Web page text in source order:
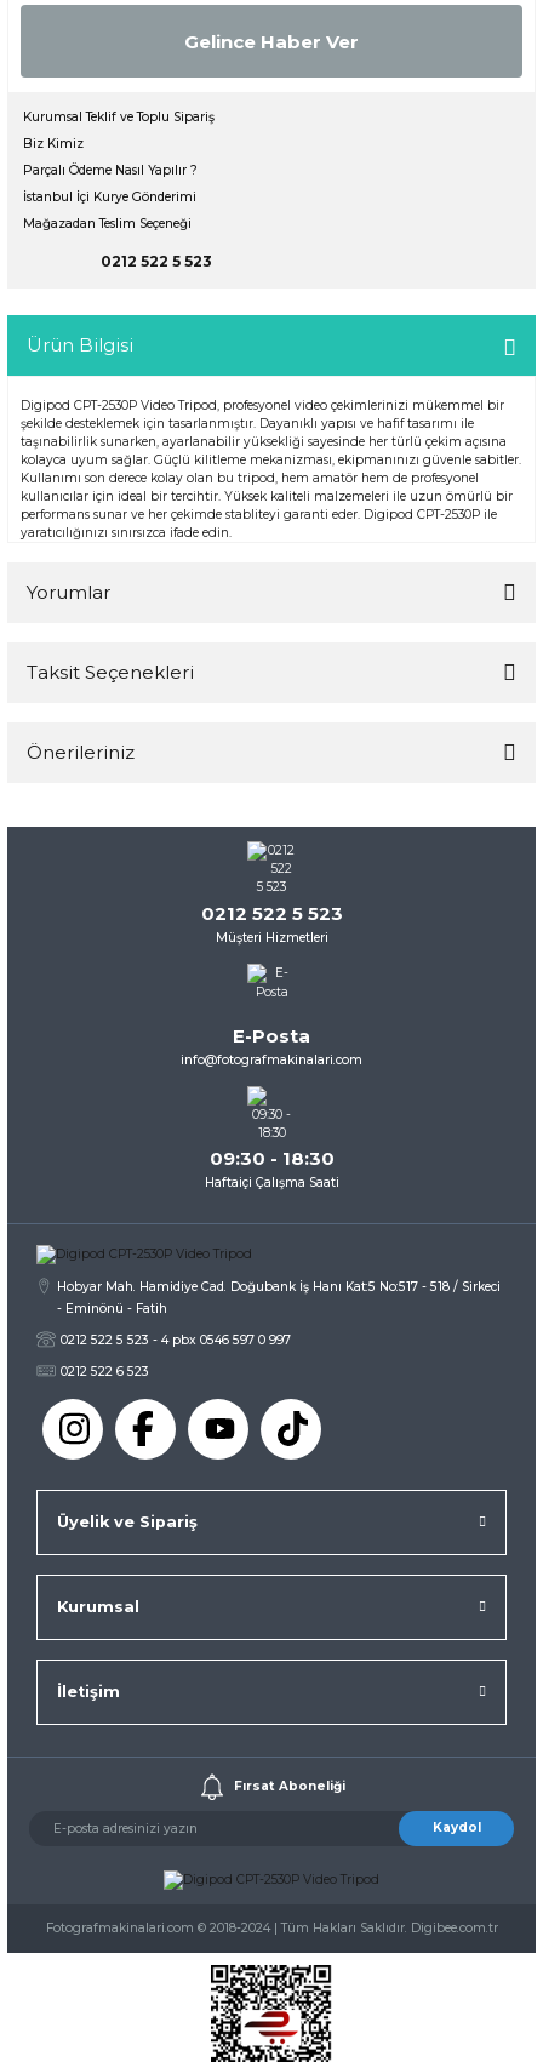
Gelince Haber Ver
Kurumsal Teklif ve Toplu Sipariş
Biz Kimiz
Parçalı Ödeme Nasıl Yapılır ?
İstanbul İçi Kurye Gönderimi
Mağazadan Teslim Seçeneği
0212 522 5 523
Ürün Bilgisi
Digipod CPT-2530P Video Tripod, profesyonel video çekimlerinizi mükemmel bir
şekilde desteklemek için tasarlanmıştır. Dayanıklı yapısı ve hafif tasarımı ile
taşınabilirlik sunarken, ayarlanabilir yüksekliği sayesinde her türlü çekim açısına
kolayca uyum sağlar. Güçlü kilitleme mekanizması, ekipmanınızı güvenle sabitler.
Kullanımı son derece kolay olan bu tripod, hem amatör hem de profesyonel
kullanıcılar için ideal bir tercihtir. Yüksek kaliteli malzemeleri ile uzun ömürlü bir
performans sunar ve her çekimde stabliteyi garanti eder. Digipod CPT-2530P ile
yaratıcılığınızı sınırsızca ifade edin.
Yorumlar
Taksit Seçenekleri
Önerileriniz
konularda yetersiz gördüğünüz noktaları öneri formunu
kullanarak tarafımıza iletebilirsiniz.
Görüş ve önerileriniz için teşekkür ederiz.
Ürün resmi kalitesiz, bozuk veya görüntülenemiyor.
Ürün açıklamasında eksik bilgiler bulunuyor.
Ürün fiyatı diğer sitelerden daha pahalı.
0212 522 5 523
Müşteri Hizmetleri
E-Posta
info@fotografmakinalari.com
09:30 - 18:30
Haftaiçi Çalışma Saati
Hobyar Mah. Hamidiye Cad. Doğubank İş Hanı Kat:5 No:517 - 518 / Sirkeci
- Eminönü - Fatih
0212 522 5 523 - 4 pbx 0546 597 0 997
0212 522 6 523
Üyelik ve Sipariş
Kurumsal
İletişim
Fırsat Aboneliği
Kaydol
Fotografmakinalari.com © 2018-2024 | Tüm Hakları Saklıdır. Digibee.com.tr